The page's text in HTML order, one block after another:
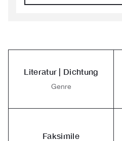
Literatur | Dichtung
Genre
Faksimile